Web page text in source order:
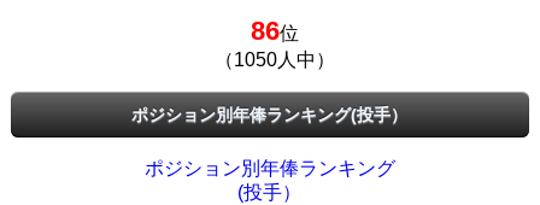
86位
（1050人中）
ポジション別年俸ランキング(投手）
ポジション別年俸ランキング
(投手）